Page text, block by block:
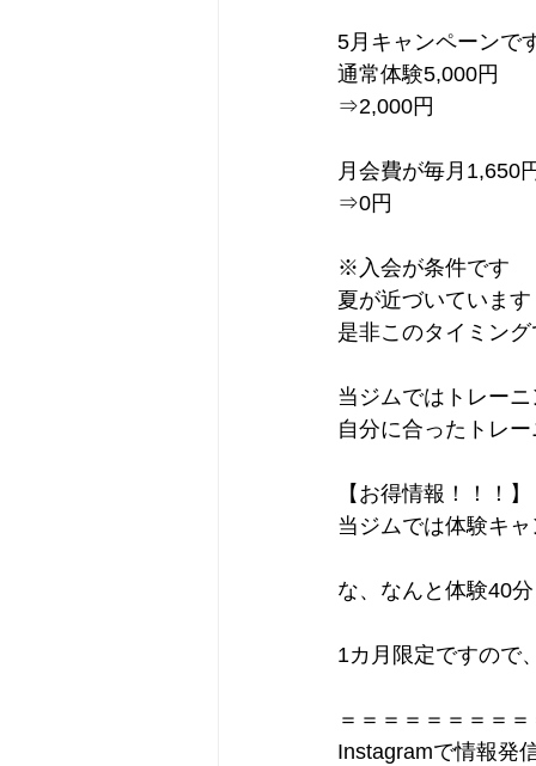
5月キャンペーンで
通常体験5,000円
⇒2,000円
月会費が毎月1,650
⇒0円
※入会が条件です
夏が近づいています
是非このタイミン
当ジムではトレー
自分に合ったトレ
【お得情報！！！】
当ジムでは体験キ
な、なんと体験40
1カ月限定ですので
＝＝＝＝＝＝＝＝
Instagramで情報発